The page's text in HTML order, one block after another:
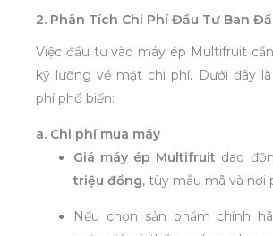
2. Phân Tích Chi Phí Đầu Tư Ban
Việc đầu tư vào máy ép Multifruit
kỹ lưỡng về mặt chi phí. Dưới đây
phí phổ biến:
a. Chi phí mua máy
Giá máy ép Multifruit dao
triệu đồng, tùy mẫu mã và nơi
Nếu chọn sản phẩm chính